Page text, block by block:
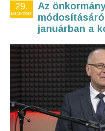
29.
December
Az
januárban a